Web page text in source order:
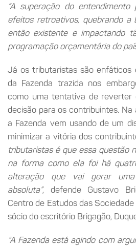
“A superação do
efeitos retroativos, quebrando
então existente e impactando
programação orçamentária do
Já os tributaristas são
da Fazenda trazida nos
como uma tentativa de reverter
decisão para os contribuintes. Na
a Fazenda vem usando de um
minimizar a vitória dos
tributaristas é que essa questão
na forma como ela foi há
alteração que vai gerar uma
absoluta”, defende Gustavo
Centro de Estudos das
sócio do escritório Brigagão,
“A Fazenda está agindo com